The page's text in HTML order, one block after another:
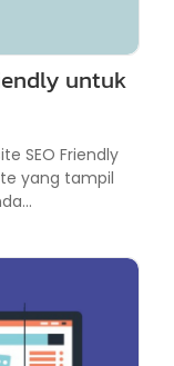
untuk
SEO Friendly
yang tampil